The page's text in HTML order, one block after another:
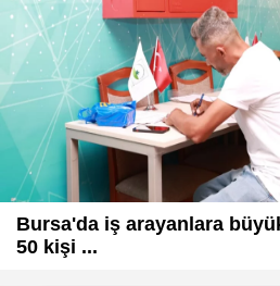
Bursa'da iş arayanlara
50 kişi ...